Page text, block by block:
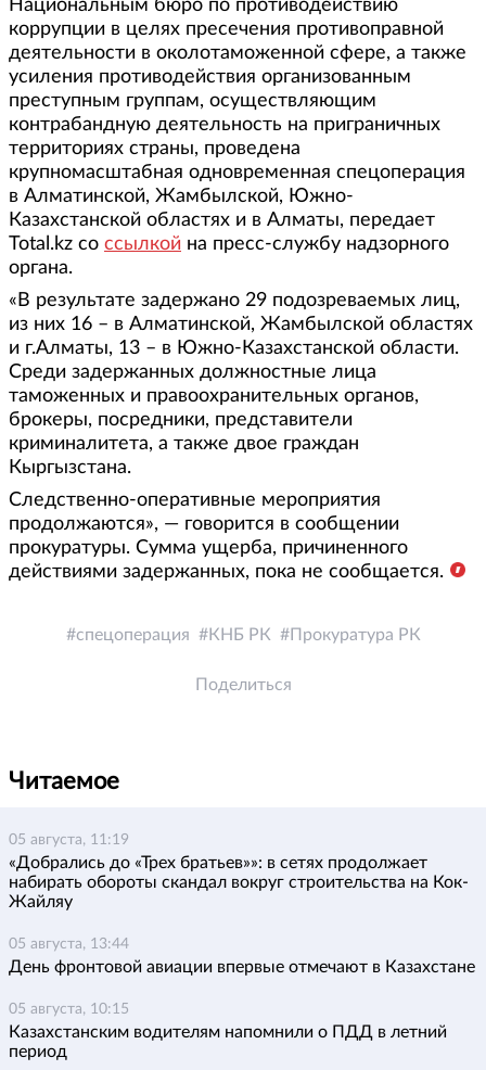
Национальным бюро по противодействию
коррупции в целях пресечения противоправной
деятельности в околотаможенной сфере, а также
усиления противодействия организованным
преступным группам, осуществляющим
контрабандную деятельность на приграничных
территориях страны, проведена
крупномасштабная одновременная спецоперация
в Алматинской, Жамбылской, Южно-
Казахстанской областях и в Алматы, передает
Total.kz со ссылкой на пресс-службу надзорного
органа.
«В результате задержано 29 подозреваемых лиц,
из них 16 – в Алматинской, Жамбылской областях
и г.Алматы, 13 – в Южно-Казахстанской области.
Среди задержанных должностные лица
таможенных и правоохранительных органов,
брокеры, посредники, представители
криминалитета, а также двое граждан
Кыргызстана.
Следственно-оперативные мероприятия
продолжаются», — говорится в сообщении
прокуратуры. Сумма ущерба, причиненного
действиями задержанных, пока не сообщается.
спецоперация КНБ РК Прокуратура РК
Поделиться
Читаемое
05 августа, 11:19
«Добрались до «Трех братьев»»: в сетях продолжает
набирать обороты скандал вокруг строительства на Кок-
Жайляу
05 августа, 13:44
День фронтовой авиации впервые отмечают в Казахстане
05 августа, 10:15
Казахстанским водителям напомнили о ПДД в летний
период